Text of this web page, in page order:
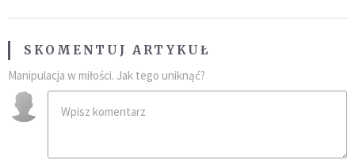
SKOMENTUJ ARTYKUŁ
Manipulacja w miłości. Jak tego uniknąć?